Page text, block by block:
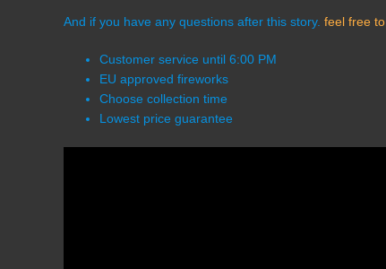
And if you have any questions after this story. feel free
Customer service until 6:00 PM
EU approved fireworks
Choose collection time
Lowest price guarantee